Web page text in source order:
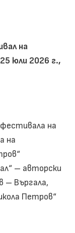
на
юли 2026 г.,
на
на
– авторски
– Въргала,
Петров“